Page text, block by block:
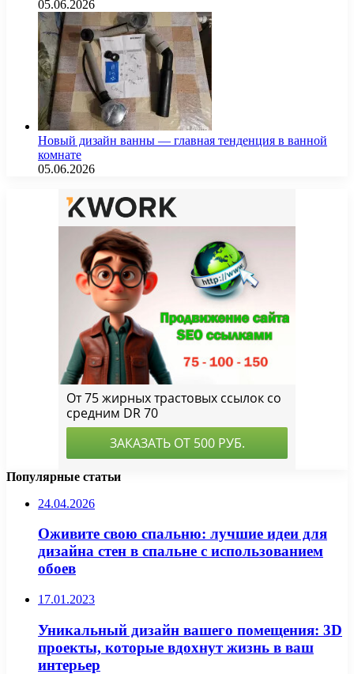
05.06.2026
Новый дизайн ванны — главная тенденция в ванной
комнате
05.06.2026
Популярные статьи
24.04.2026
Оживите свою спальню: лучшие идеи для
дизайна стен в спальне с использованием
обоев
17.01.2023
Уникальный дизайн вашего помещения: 3D
проекты, которые вдохнут жизнь в ваш
интерьер